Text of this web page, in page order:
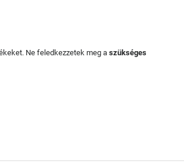
Ne feledkezzetek meg aszükséges